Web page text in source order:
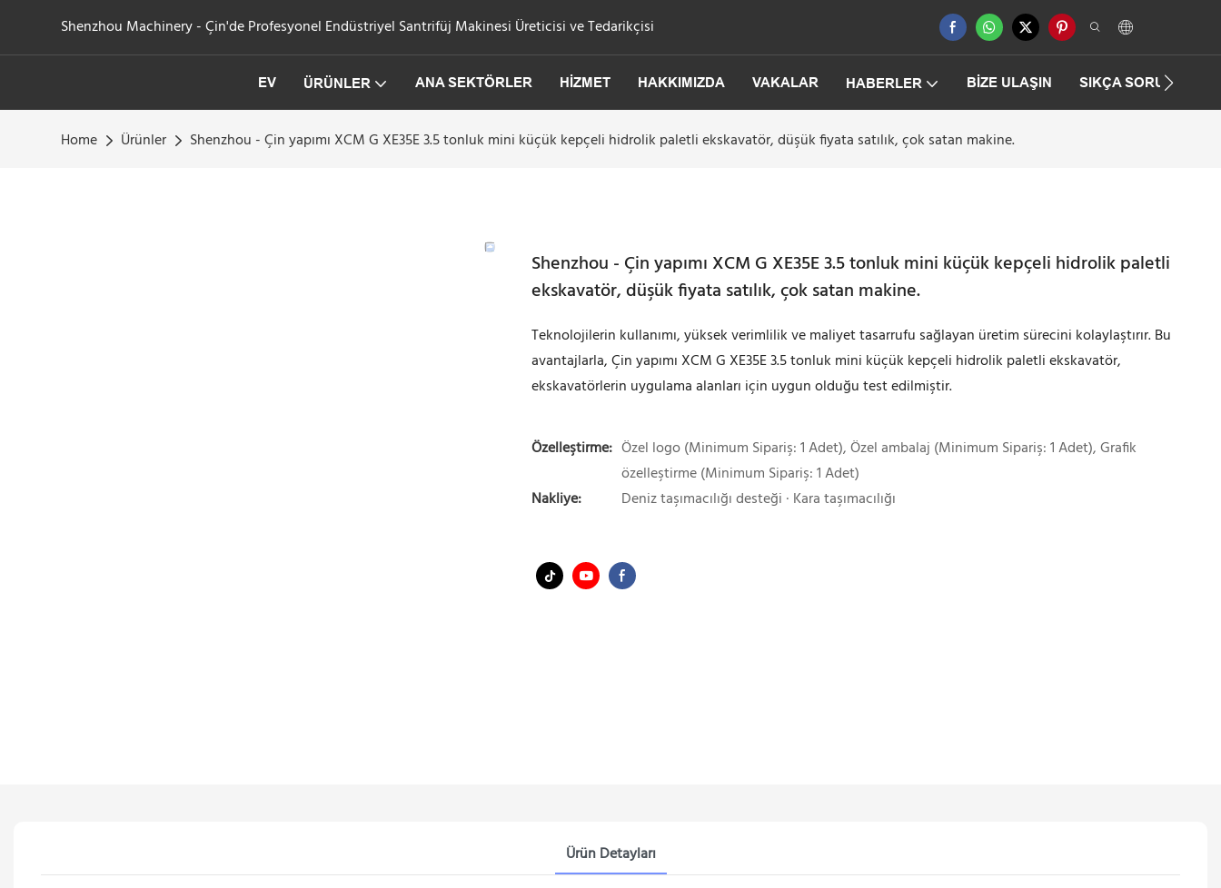
Shenzhou Machinery - Çin'de Profesyonel Endüstriyel Santrifüj Makinesi Üreticisi ve Tedarikçisi
EV ÜRÜNLER ANA SEKTÖRLER HIZMET HAKKIMIZDA VAKALAR HABERLER BIZE ULAŞIN SIKÇA SORULAN
Home Ürünler Shenzhou - Çin yapımı XCM G XE35E 3.5 tonluk mini küçük kepçeli hidrolik paletli ekskavatör, düşük fiyata satılık, çok satan makine.
Shenzhou - Çin yapımı XCM G XE35E 3.5 tonluk mini küçük kepçeli hidrolik paletli
ekskavatör, düşük fiyata satılık, çok satan makine.
Teknolojilerin kullanımı, yüksek verimlilik ve maliyet tasarrufu sağlayan üretim sürecini kolaylaştırır. Bu
avantajlarla, Çin yapımı XCM G XE35E 3.5 tonluk mini küçük kepçeli hidrolik paletli ekskavatör,
ekskavatörlerin uygulama alanları için uygun olduğu test edilmiştir.
Özelleştirme: Özel logo (Minimum Sipariş: 1 Adet), Özel ambalaj (Minimum Sipariş: 1 Adet), Grafik
özelleştirme (Minimum Sipariş: 1 Adet)
Nakliye:
Deniz taşımacılığı desteği · Kara taşımacılığı
Ürün Detayları